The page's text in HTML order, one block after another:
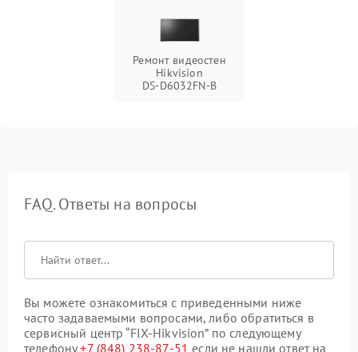
Ремонт видеостен
Hikvision
DS‑D6032FN‑B
FAQ. Ответы на вопросы
Вы можете ознакомиться с приведенными ниже
часто задаваемыми вопросами, либо обратиться в
сервисный центр “FIX-Hikvision” по следующему
телефону+7 (848) 238-87-51 если не нашли ответ на